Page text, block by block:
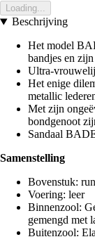
Loading...
Beschrijving
Het model
bandjes en
Ultra-
Het enige
metallic
Met zijn
bondgenoot
Sandaal
Samenstelling
Bovenstuk:
Voering: leer
Binnenzool:
gemengd met
Buitenzool: